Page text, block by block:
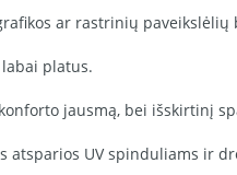
ar rastrinių
platus.
jausmą, bei išskirtinį
atsparios UV spinduliams ir